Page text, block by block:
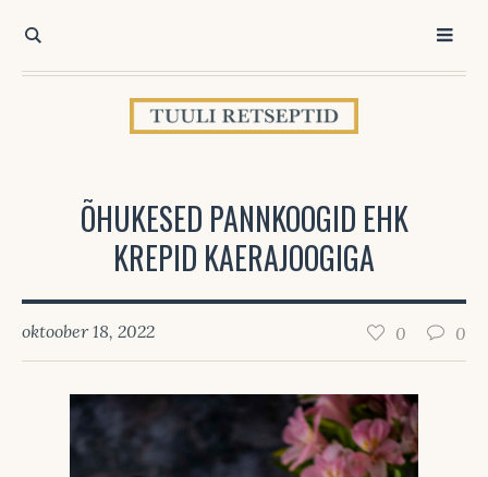
ÕHUKESED PANNKOOGID EHK
KREPID KAERAJOOGIGA
oktoober 18, 2022 0
0